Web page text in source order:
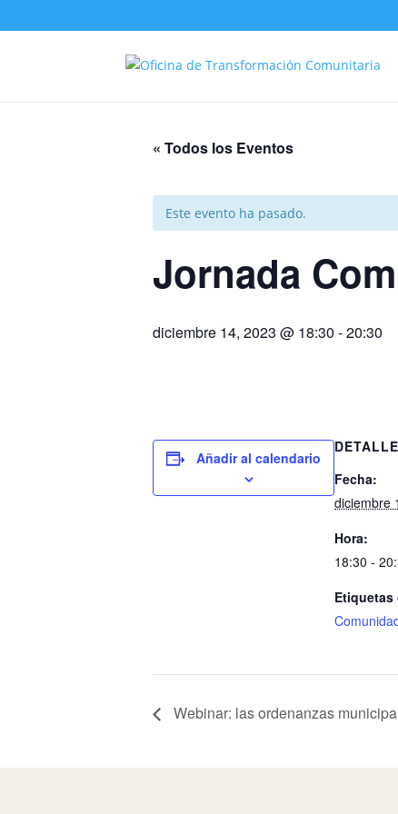
« Todos los Eventos
Este evento ha pasado.
Jornada
diciembre 14, 2023 @ 18:30 -20:30
Añadir al calendario
Fecha:
diciembre
Hora:
18:30 -
Etiquetas
Webinar: las ordenanzas